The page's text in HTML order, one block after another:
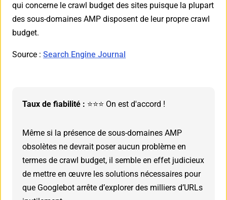
qui concerne le crawl budget des sites puisque la plupart
des sous-domaines AMP disposent de leur propre crawl
budget.
Source :Search Engine Journal
Taux de fiabilité : ⭐⭐⭐ On est d'accord !
Même si la présence de sous-domaines AMP
obsolètes ne devrait poser aucun problème en
termes de crawl budget, il semble en effet judicieux
de mettre en œuvre les solutions nécessaires pour
que Googlebot arrête d’explorer des milliers d’URLs